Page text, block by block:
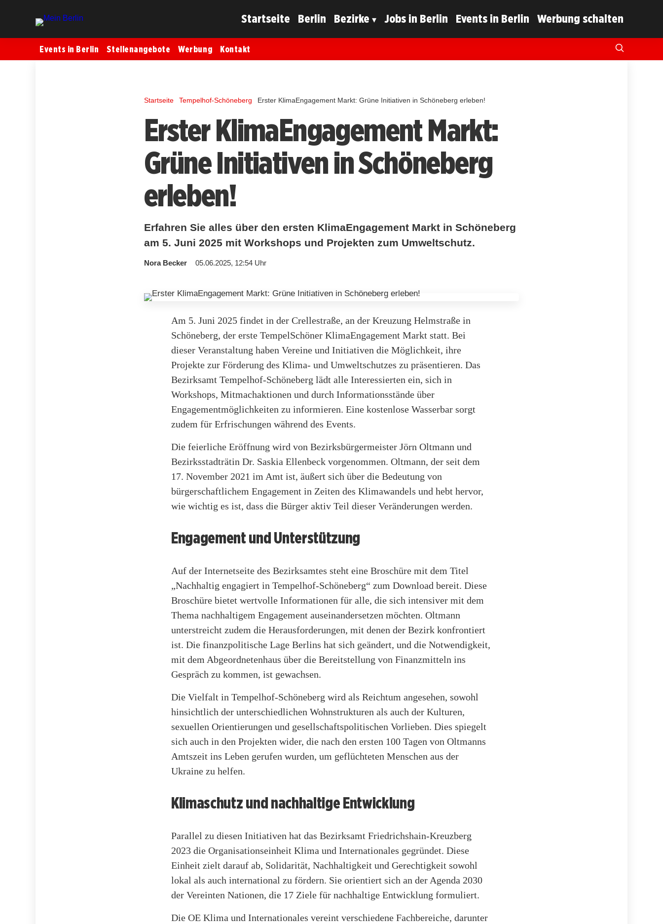
Startseite Berlin Bezirke Jobs in Berlin Events in Berlin Werbung schalten
Events in Berlin Stellenangebote Werbung Kontakt
Startseite Tempelhof-Schöneberg Erster KlimaEngagement Markt: Grüne Initiativen in Schöneberg erleben!
Erster KlimaEngagement Markt:
Grüne Initiativen in Schöneberg
erleben!
Erfahren Sie alles über den ersten KlimaEngagement Markt in Schöneberg
am 5. Juni 2025 mit Workshops und Projekten zum Umweltschutz.
Nora Becker 05.06.2025, 12:54 Uhr
Am 5. Juni 2025 findet in der Crellestraße, an der Kreuzung Helmstraße in
Schöneberg, der erste TempelSchöner KlimaEngagement Markt statt. Bei
dieser Veranstaltung haben Vereine und Initiativen die Möglichkeit, ihre
Projekte zur Förderung des Klima- und Umweltschutzes zu präsentieren. Das
Bezirksamt Tempelhof-Schöneberg lädt alle Interessierten ein, sich in
Workshops, Mitmachaktionen und durch Informationsstände über
Engagementmöglichkeiten zu informieren. Eine kostenlose Wasserbar sorgt
zudem für Erfrischungen während des Events.
Die feierliche Eröffnung wird von Bezirksbürgermeister Jörn Oltmann und
Bezirksstadträtin Dr. Saskia Ellenbeck vorgenommen. Oltmann, der seit dem
17. November 2021 im Amt ist, äußert sich über die Bedeutung von
bürgerschaftlichem Engagement in Zeiten des Klimawandels und hebt hervor,
wie wichtig es ist, dass die Bürger aktiv Teil dieser Veränderungen werden.
Engagement und Unterstützung
Auf der Internetseite des Bezirksamtes steht eine Broschüre mit dem Titel
„Nachhaltig engagiert in Tempelhof-Schöneberg“ zum Download bereit. Diese
Broschüre bietet wertvolle Informationen für alle, die sich intensiver mit dem
Thema nachhaltigem Engagement auseinandersetzen möchten. Oltmann
unterstreicht zudem die Herausforderungen, mit denen der Bezirk konfrontiert
ist. Die finanzpolitische Lage Berlins hat sich geändert, und die Notwendigkeit,
mit dem Abgeordnetenhaus über die Bereitstellung von Finanzmitteln ins
Gespräch zu kommen, ist gewachsen.
Die Vielfalt in Tempelhof-Schöneberg wird als Reichtum angesehen, sowohl
hinsichtlich der unterschiedlichen Wohnstrukturen als auch der Kulturen,
sexuellen Orientierungen und gesellschaftspolitischen Vorlieben. Dies spiegelt
sich auch in den Projekten wider, die nach den ersten 100 Tagen von Oltmanns
Amtszeit ins Leben gerufen wurden, um geflüchteten Menschen aus der
Ukraine zu helfen.
Klimaschutz und nachhaltige Entwicklung
Parallel zu diesen Initiativen hat das Bezirksamt Friedrichshain-Kreuzberg
2023 die Organisationseinheit Klima und Internationales gegründet. Diese
Einheit zielt darauf ab, Solidarität, Nachhaltigkeit und Gerechtigkeit sowohl
lokal als auch international zu fördern. Sie orientiert sich an der Agenda 2030
der Vereinten Nationen, die 17 Ziele für nachhaltige Entwicklung formuliert.
Die OE Klima und Internationales vereint verschiedene Fachbereiche, darunter